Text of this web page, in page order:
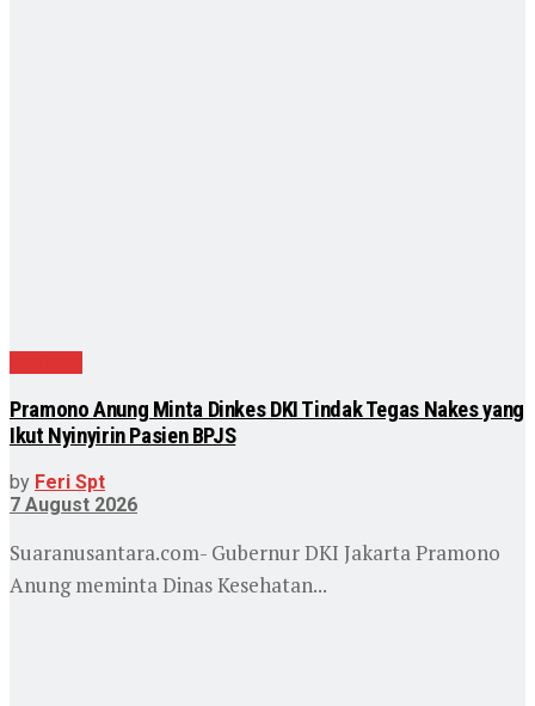
Pramono Anung Minta Dinkes DKI Tindak Tegas Nakes yang
Ikut Nyinyirin Pasien BPJS
by Feri Spt
7 August 2026
Suaranusantara.com- Gubernur DKI Jakarta Pramono
Anung meminta Dinas Kesehatan...